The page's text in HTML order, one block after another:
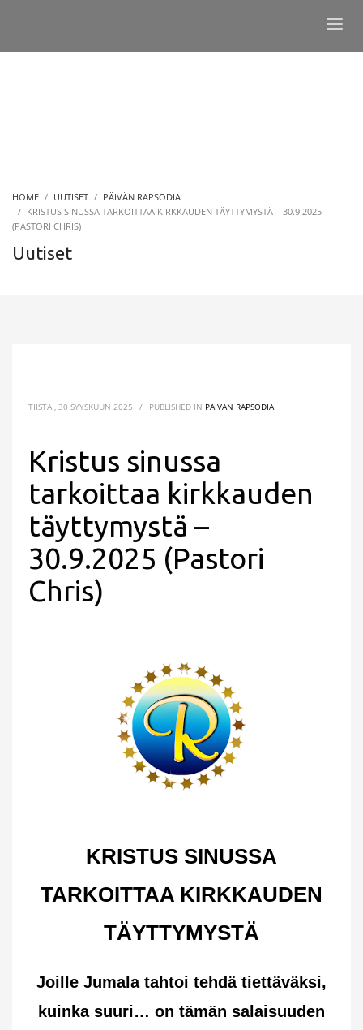
HOME UUTISET
PÄIVÄN RAPSODIA
KRISTUS SINUSSA TARKOITTAA KIRKKAUDEN TÄYTTYMYSTÄ – 30.9.2025
(PASTORI CHRIS)
Uutiset
TIISTAI, 30 SYYSKUUN 2025 / PUBLISHED IN PÄIVÄN RAPSODIA
Kristus sinussa
tarkoittaa kirkkauden
täyttymystä –
30.9.2025 (Pastori
Chris)
KRISTUS SINUSSA
TARKOITTAA KIRKKAUDEN
TÄYTTYMYSTÄ
Joille Jumala tahtoi tehdä tiettäväksi,
kuinka suuri… on tämän salaisuuden